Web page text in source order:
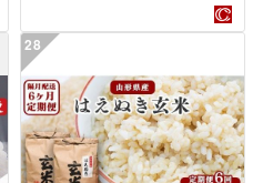
28